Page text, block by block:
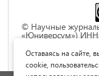
© Научные
«Юниверсум»)
Commons «
Непортированная
Оставаясь на сайте,
cookie,